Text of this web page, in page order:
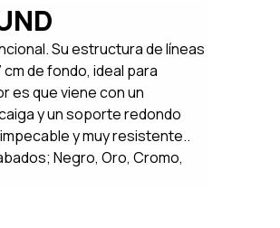
Su estructura de líneas
cm de fondo, ideal para
es que viene con un
y un soporte redondo
y muy resistente..
Negro, Oro, Cromo,